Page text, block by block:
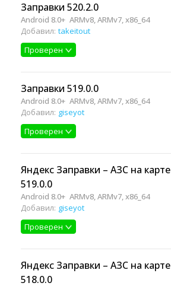
Заправки 520.2.0
Android 8.0+ ARMv8, ARMv7, x86_64
Добавил: takeitout
Проверен
Заправки 519.0.0
Android 8.0+ ARMv8, ARMv7, x86_64
Добавил: giseyot
Проверен
Яндекс Заправки – АЗС на карте
519.0.0
Android 8.0+ ARMv8, ARMv7, x86_64
Добавил: giseyot
Проверен
Яндекс Заправки – АЗС на карте
518.0.0